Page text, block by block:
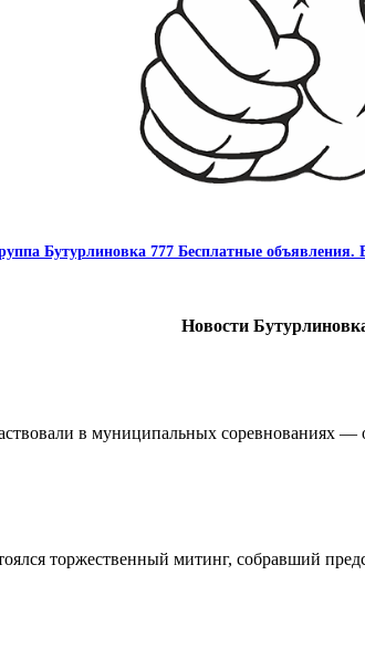
Бутурлиновка 777 Бесплатные объявления.
Новости
в муниципальных соревнованиях —
торжественный митинг, собравший